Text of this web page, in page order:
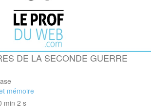
DE LA SECONDE GUERRE
mémoire
min 2 s